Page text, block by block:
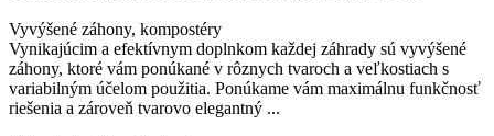
Vyvýšené záhony, kompostéry
Vynikajúcim a efektívnym doplnkom každej záhrady sú vyvýšené
záhony, ktoré vám ponúkané v rôznych tvaroch a veľkostiach s
variabilným účelom použitia. Ponúkame vám maximálnu funkčnosť
riešenia a zároveň tvarovo elegantný ...